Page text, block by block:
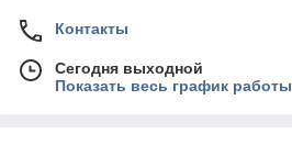
Контакты
Сегодня выходной
Показать весь график работы